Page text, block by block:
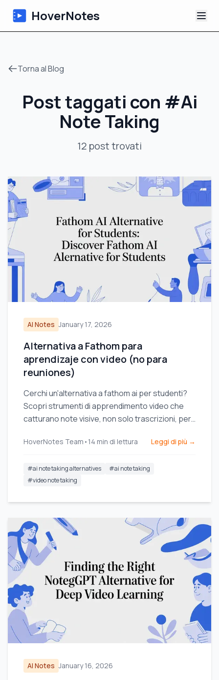
HoverNotes
Appunti Video IA
Tutorial
Torna al Blog
Post taggati con #Ai
Note Taking
12 posttrovati
AI Notes January 17, 2026
Alternativa a Fathom para
aprendizaje con video (no para
reuniones)
Cerchi un'alternativa a fathom ai per studenti?
Scopri strumenti di apprendimento video che
catturano note visive, non solo trascrizioni, per
HoverNotes Team • 14 min di lettura Leggi di più →
#ai note taking alternatives #ai note taking
#video note taking
AI Notes January 16, 2026